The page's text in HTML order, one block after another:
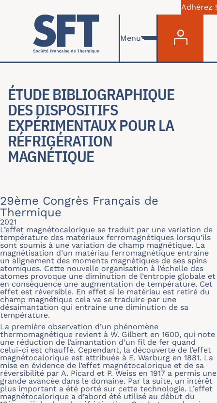
Aller au contenu principal
Adhérez !
Menu
ÉTUDE BIBLIOGRAPHIQUE
DES DISPOSITIFS
EXPÉRIMENTAUX POUR LA
RÉFRIGÉRATION
MAGNÉTIQUE
29ème Congrès Français de
Thermique
2021
L’effet magnétocalorique se traduit par une variation de
température des matériaux ferromagnétiques lorsqu’ils
sont soumis à une variation de champ magnétique. La
magnétisation d’un matériau ferromagnétique entraine
un alignement des moments magnétiques de ses spins
atomiques. Cette nouvelle organisation à l’échelle des
atomes provoque une diminution de l’entropie globale et
en conséquence une augmentation de température. Cet
effet est réversible. En effet si le matériau est retiré du
champ magnétique cela va se traduire par une
désaimantation qui entraine une diminution de sa
température.
La première observation d’un phénomène
thermomagnétique revient à W. Gilbert en 1600, qui note
une réduction de l’aimantation d’un fil de fer quand
celui-ci est chauffé. Cependant, la découverte de l’effet
magnétocalorique est attribuée à E. Warburg en 1881. La
mise en évidence de l’effet magnétocalorique et de sa
réversibilité par A. Picard et P. Weiss en 1917 a permis une
grande avancée dans le domaine. Par la suite, un intérêt
plus important a été porté sur cette technologie. L’effet
magnétocalorique a d’abord été utilisé au début du